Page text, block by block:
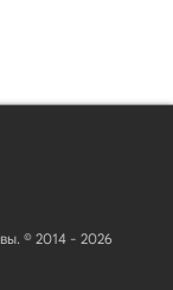
© 2014 - 2026